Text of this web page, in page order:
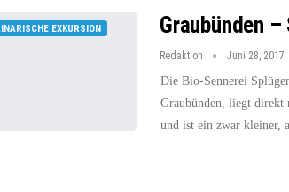
EXKURSION Graubünden –
Redaktion Juni 28, 2017
Die Bio-Sennerei
Graubünden, liegt direkt
und ist ein zwar kleiner,